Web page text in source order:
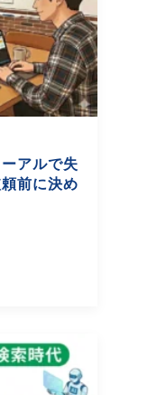
アルで失
前に決め